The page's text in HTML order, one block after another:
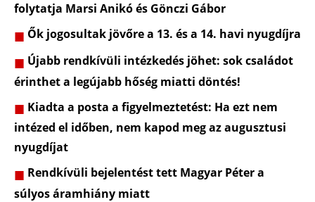
folytatja Marsi Anikó és Gönczi Gábor
Ők jogosultak jövőre a 13. és a 14. havi nyugdíjra
Újabb rendkívüli intézkedés jöhet: sok családot
érinthet a legújabb hőség miatti döntés!
Kiadta a posta a figyelmeztetést: Ha ezt nem
intézed el időben, nem kapod meg az augusztusi
nyugdíjat
Rendkívüli bejelentést tett Magyar Péter a
súlyos áramhiány miatt